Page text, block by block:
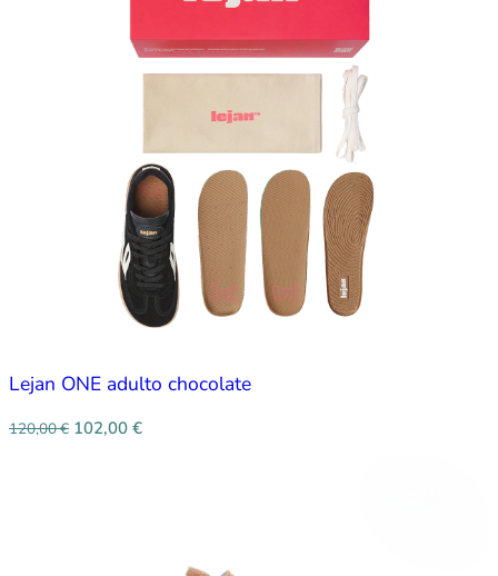
Lejan ONE adulto chocolate
120,00€ 102,00 €